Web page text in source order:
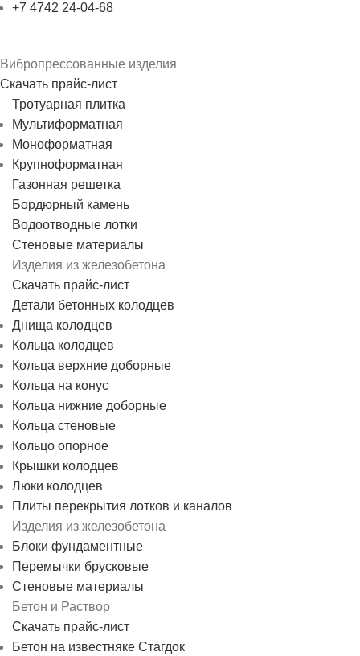
+7 4742 24-04-68
Вибропрессованные изделия
Скачать прайс-лист
Тротуарная плитка
Мультиформатная
Моноформатная
Крупноформатная
Газонная решетка
Бордюрный камень
Водоотводные лотки
Стеновые материалы
Изделия из железобетона
Скачать прайс-лист
Детали бетонных колодцев
Днища колодцев
Кольца колодцев
Кольца верхние доборные
Кольца на конус
Кольца нижние доборные
Кольца стеновые
Кольцо опорное
Крышки колодцев
Люки колодцев
Плиты перекрытия лотков и каналов
Изделия из железобетона
Блоки фундаментные
Перемычки брусковые
Стеновые материалы
Бетон и Раствор
Скачать прайс-лист
Бетон на известняке Стагдок